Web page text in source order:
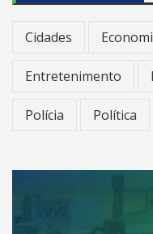
Cidades
Entretenimento
Polícia Política